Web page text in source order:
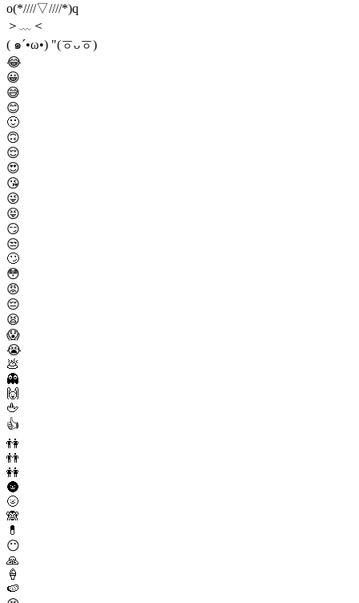
o(*////▽////*)q
＞﹏＜
( ๑´•ω•) "(ㆆᴗㆆ)
😂
😀
😅
😊
🙂
🙃
😌
😍
😘
😜
😝
😏
😒
🙄
😳
😡
😔
😫
😱
😭
💩
👻
🙌
🖕
👍
👫
👬
👭
🌚
🌝
🙈
💊
😶
🙏
🍦
🍉